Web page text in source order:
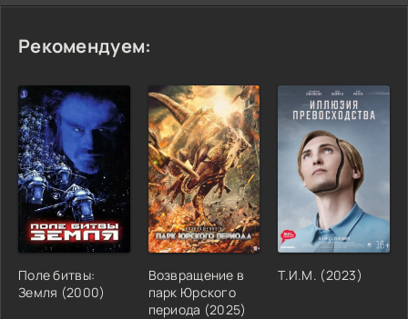
Рекомендуем:
Поле битвы:
Земля (2000)
Возвращение в
парк Юрского
периода (2025)
Т.И.М. (2023)